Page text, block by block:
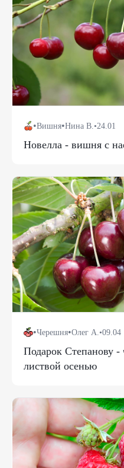
•Вишня•Нина В. •24.01
Новелла - вишня с
•Черешня•Олег А. •09.04
Подарок Степанову -
листвой осенью